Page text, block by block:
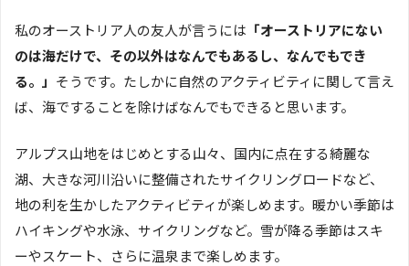
私のオーストリア人の友人が言うには 「オーストリアにない
のは海だけで、その以外はなんでもあるし、なんでもでき
る。」 そうです。たしかに自然のアクティビティに関して言え
ば、海ですることを除けばなんでもできると思います。
アルプス山地をはじめとする山々、国内に点在する綺麗な
湖、大きな河川沿いに整備されたサイクリングロードなど、
地の利を生かしたアクティビティが楽しめます。暖かい季節は
ハイキングや水泳、サイクリングなど。雪が降る季節はスキ
ーやスケート、さらに温泉まで楽しめます。